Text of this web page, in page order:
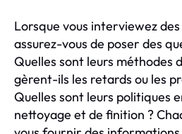
Lorsque vous interviewez
assurez-vous de poser des
Quelles sont leurs méthodes
gèrent-ils les retards ou les
Quelles sont leurs politiques
nettoyage et de finition ?